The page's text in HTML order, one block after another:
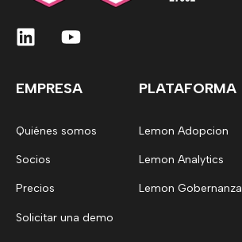
EMPRESA
Quiénes somos
Socios
Precios
Solicitar una demo
PLATAFORMA
Lemon Adopcion
Lemon Analytics
Lemon Gobernanza